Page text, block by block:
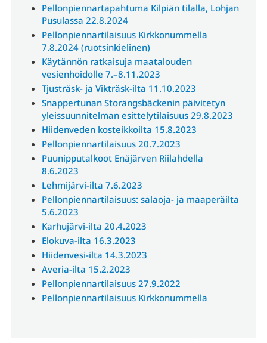
Pellonpiennartapahtuma Kilpiän tilalla, Lohjan
Pusulassa 22.8.2024
Pellonpiennartilaisuus Kirkkonummella
7.8.2024 (ruotsinkielinen)
Käytännön ratkaisuja maatalouden
vesienhoidolle 7.–8.11.2023
Tjusträsk- ja Vikträsk-ilta 11.10.2023
Snappertunan Storängsbäckenin päivitetyn
yleissuunnitelman esittelytilaisuus 29.8.2023
Hiidenveden kosteikkoilta 15.8.2023
Pellonpiennartilaisuus 20.7.2023
Puunipputalkoot Enäjärven Riilahdella
8.6.2023
Lehmijärvi-ilta 7.6.2023
Pellonpiennartilaisuus: salaoja- ja maaperäilta
5.6.2023
Karhujärvi-ilta 20.4.2023
Elokuva-ilta 16.3.2023
Hiidenvesi-ilta 14.3.2023
Averia-ilta 15.2.2023
Pellonpiennartilaisuus 27.9.2022
Pellonpiennartilaisuus Kirkkonummella